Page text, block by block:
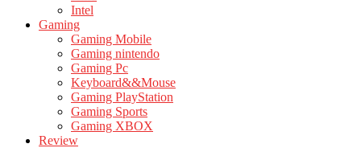
Intel
Gaming
Gaming Mobile
Gaming nintendo
Gaming Pc
Keyboard&&Mouse
Gaming PlayStation
Gaming Sports
Gaming XBOX
Review